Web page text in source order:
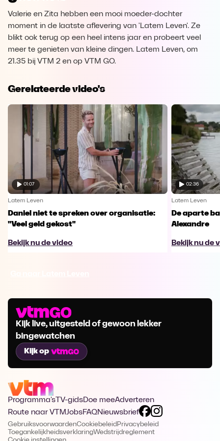
Valerie en Zita hebben een mooi moeder-dochter
moment in de laatste aflevering van 'Latem Leven'. Ze
blikt ook terug op een heel intens jaar en probeert veel
meer te genieten van kleine dingen. Latem Leven, om
21.35 bij VTM 2 en op VTM GO.
Gerelateerde video's
01:07
Latem Leven
Daniel niet te spreken over organisatie:
"Veel geld gekost"
Bekijk nu de video
02:36
Latem Leven
De aparte
Alexandre
Bekijk nu de
Kijk live, uitgesteld of gewoon lekker
bingewatchen
Kijk op
Programma's TV-gidsDoe meeAdverteren
Route naar VTMJobsFAQNieuwsbrief
GebruiksvoorwaardenCookiebeleid Privacybeleid
ToegankelijkheidsverklaringWedstrijdreglement